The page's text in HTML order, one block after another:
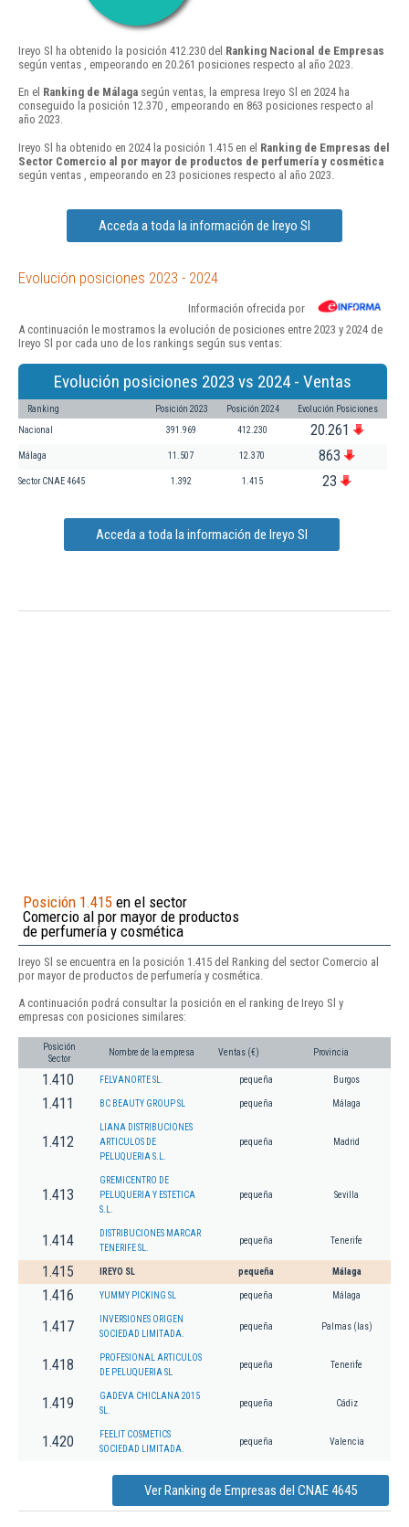
Ireyo Sl ha obtenido la posición 412.230 del Ranking Nacional de Empresas
según ventas , empeorando en 20.261 posiciones respecto al año 2023.
En el Ranking de Málaga según ventas, la empresa Ireyo Sl en 2024 ha
conseguido la posición 12.370 , empeorando en 863 posiciones respecto al
año 2023.
Ireyo Sl ha obtenido en 2024 la posición 1.415 en el Ranking de Empresas del
Sector Comercio al por mayor de productos de perfumería y cosmética
según ventas , empeorando en 23 posiciones respecto al año 2023.
Acceda a toda la información de Ireyo Sl
Evolución posiciones 2023 - 2024
Información ofrecida por
A continuación le mostramos la evolución de posiciones entre 2023 y 2024 de
Ireyo Sl por cada uno de los rankings según sus ventas:
Evolución posiciones 2023 vs 2024 - Ventas
Ranking Posición 2023 Posición 2024 Evolución Posiciones
Nacional 391.969 412.230 20.261
Málaga 11.507 12.370 863
Sector CNAE 4645 1.392 1.415 23
Acceda a toda la información de Ireyo Sl
Posición 1.415 en el sector
Comercio al por mayor de productos
de perfumería y cosmética
Ireyo Sl se encuentra en la posición 1.415 del Ranking del sector Comercio al
por mayor de productos de perfumería y cosmética.
A continuación podrá consultar la posición en el ranking de Ireyo Sl y
empresas con posiciones similares:
Posición
Sector
Nombre de la empresa Ventas (€) Provincia
1.410 FELVANORTE SL. pequeña Burgos
1.411 BC BEAUTY GROUP SL pequeña Málaga
1.412
LIANA DISTRIBUCIONES
ARTICULOS DE
PELUQUERIA S.L.
pequeña Madrid
1.413
GREMICENTRO DE
PELUQUERIA Y ESTETICA
S.L.
pequeña Sevilla
1.414
DISTRIBUCIONES MARCAR
TENERIFE SL.
pequeña Tenerife
1.415 IREYO SL pequeña Málaga
1.416 YUMMY PICKING SL pequeña Málaga
1.417
INVERSIONES ORIGEN
SOCIEDAD LIMITADA.
pequeña Palmas (las)
1.418
PROFESIONAL ARTICULOS
DE PELUQUERIA SL
pequeña Tenerife
1.419
GADEVA CHICLANA 2015
SL.
pequeña Cádiz
1.420
FEELIT COSMETICS
SOCIEDAD LIMITADA.
pequeña Valencia
Ver Ranking de Empresas del CNAE 4645